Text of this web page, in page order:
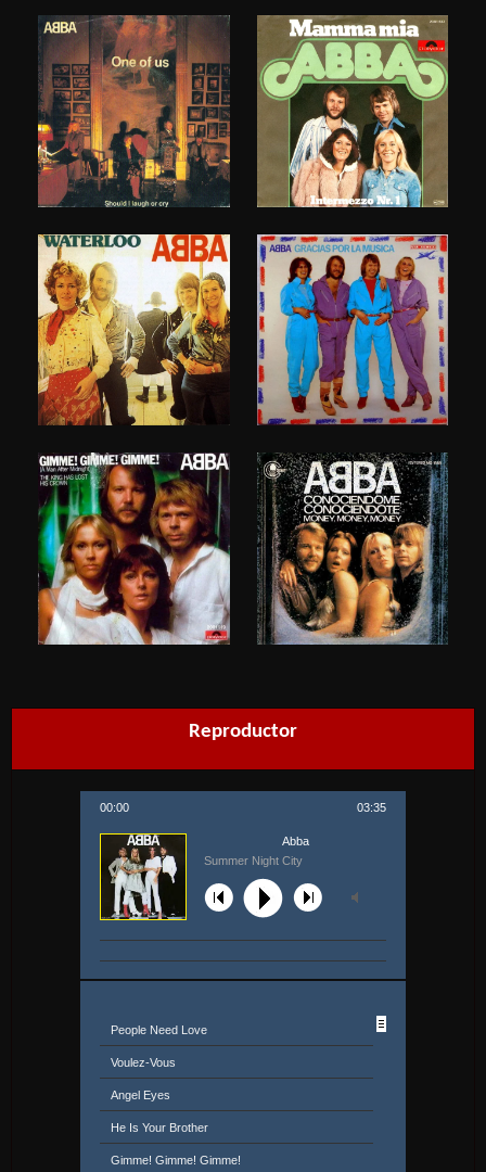
Reproductor
00:00 03:35
Summer Night City
Abba
People Need Love
Voulez-Vous
Angel Eyes
He Is Your Brother
Gimme! Gimme! Gimme!